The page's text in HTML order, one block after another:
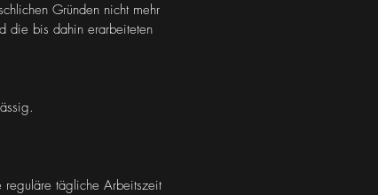
Gründen nicht mehr
die bis dahin erarbeiteten
tägliche Arbeitszeit